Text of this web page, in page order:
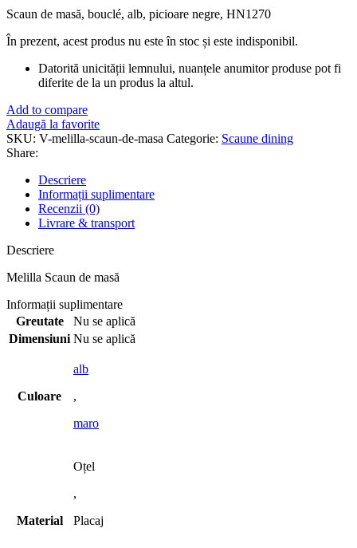
Scaun de masă, bouclé, alb, picioare negre, HN1270
În prezent, acest produs nu este în stoc și este indisponibil.
Datorită unicității lemnului, nuanțele anumitor produse pot fi
diferite de la un produs la altul.
Add to compare
Adaugă la favorite
SKU: V-melilla-scaun-de-masa Categorie: Scaune dining
Share:
Descriere
Informații suplimentare
Recenzii (0)
Livrare & transport
Descriere
Melilla Scaun de masă
Informații suplimentare
Greutate
Nu se aplică
Dimensiuni Nu se aplică
Culoare
alb
,
maro
Material
Oțel
,
Placaj